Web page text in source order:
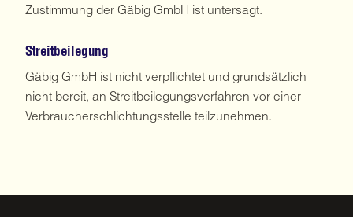
Zustimmung der Gäbig GmbH ist untersagt.
Streitbeilegung
Gäbig GmbH ist nicht verpflichtet und grundsätzlich
nicht bereit, an Streitbeilegungsverfahren vor einer
Verbraucherschlichtungsstelle teilzunehmen.